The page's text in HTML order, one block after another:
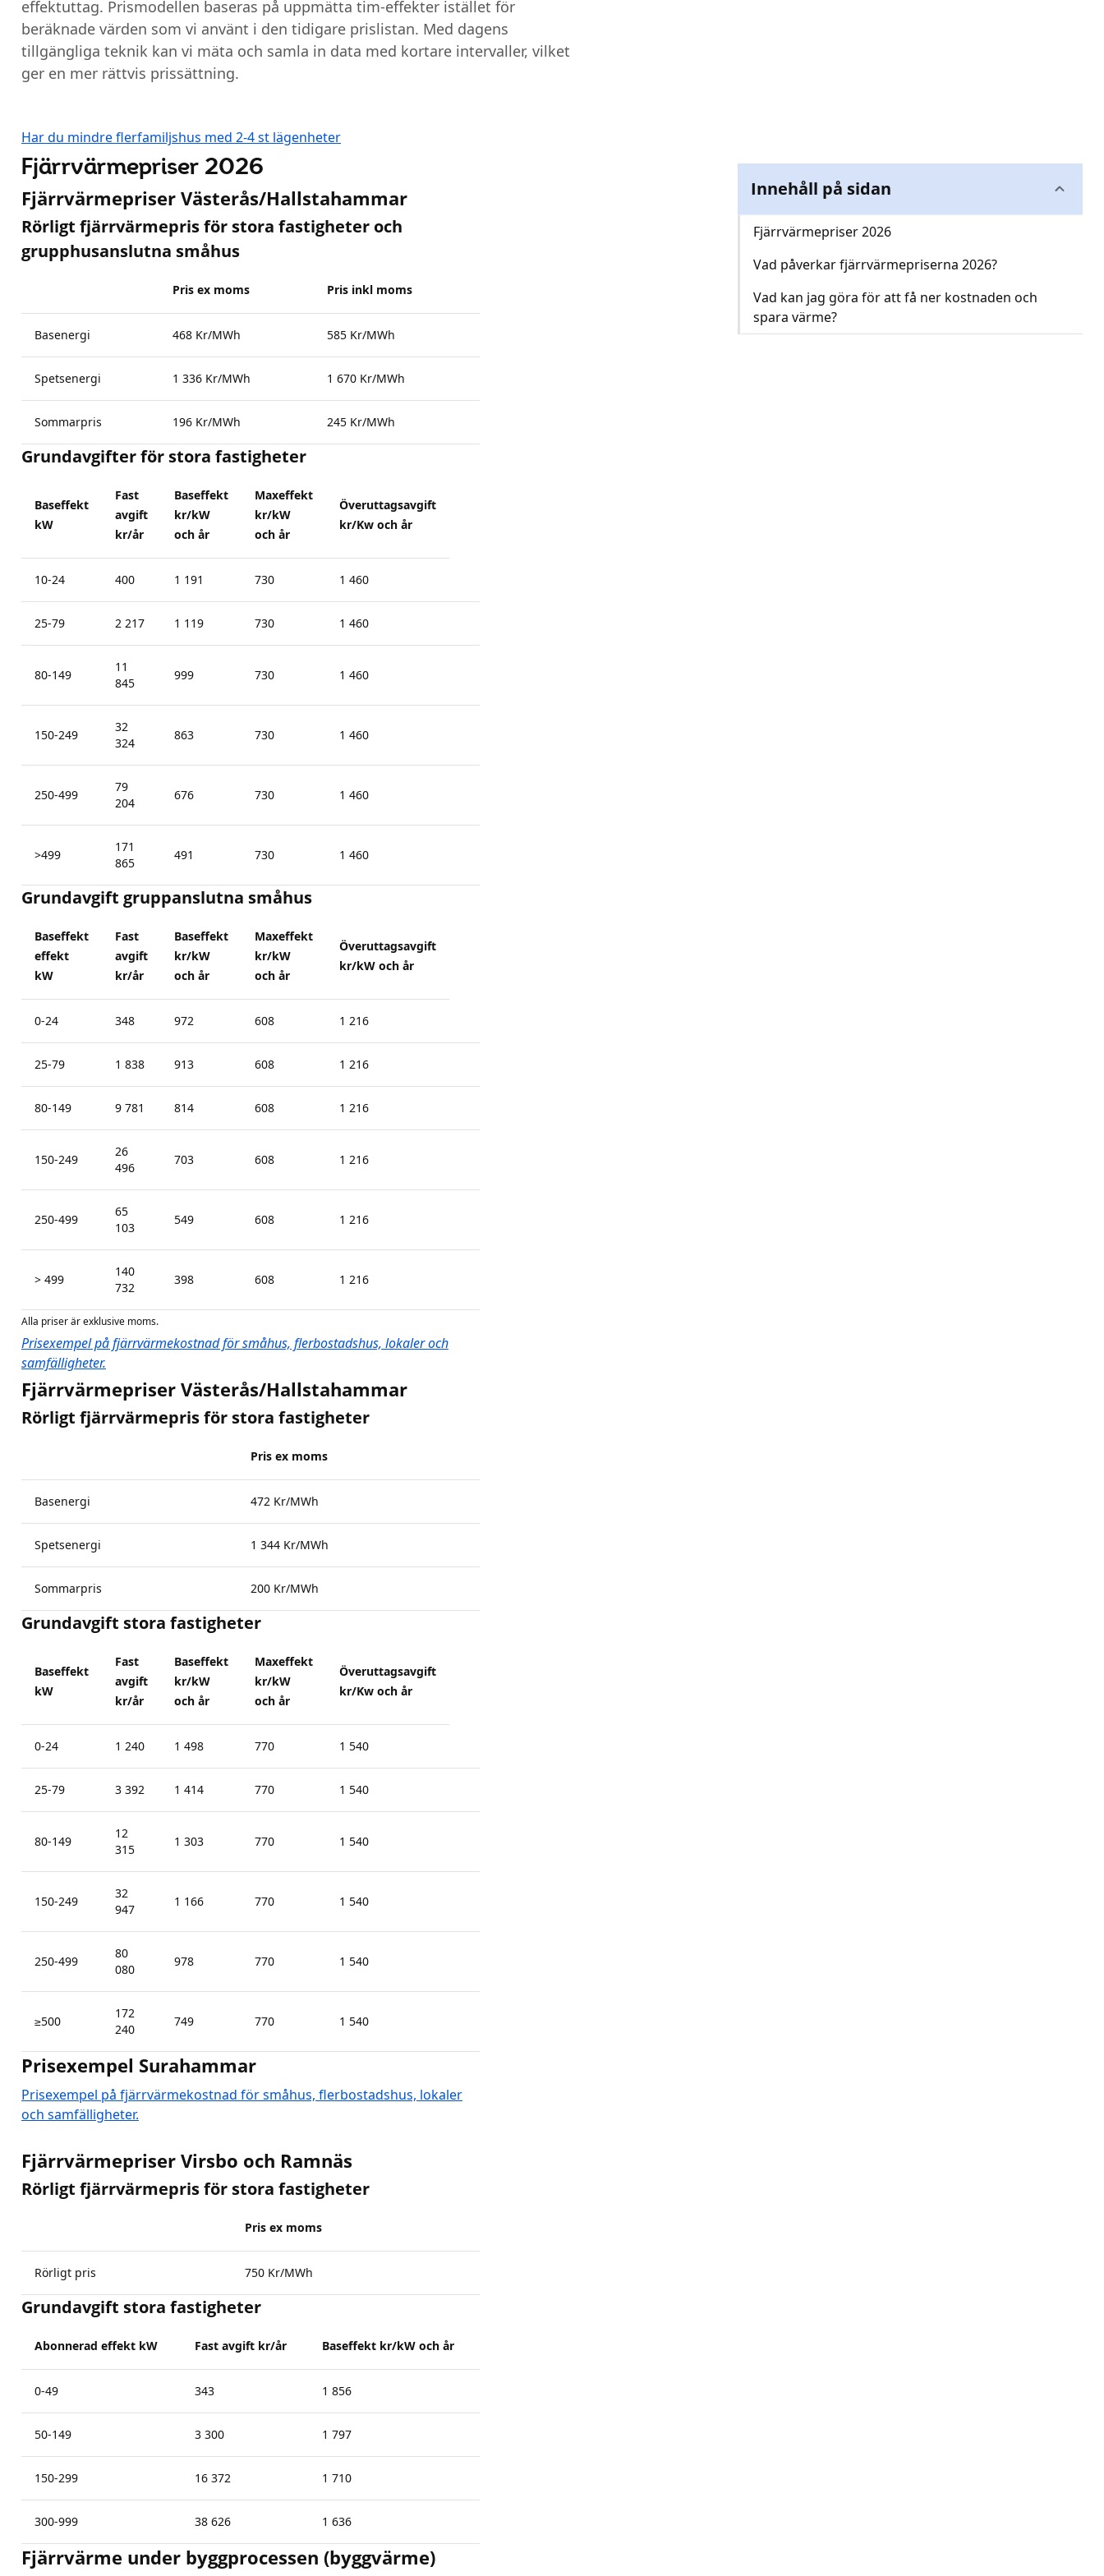
effektuttag. Prismodellen baseras på uppmätta tim-effekter istället för
beräknade värden som vi använt i den tidigare prislistan. Med dagens
tillgängliga teknik kan vi mäta och samla in data med kortare intervaller, vilket
ger en mer rättvis prissättning.
Innehåll på sidan
Fjärrvärmepriser 2026
Vad påverkar fjärrvärmepriserna 2026?
Vad kan jag göra för att få ner kostnaden och
spara värme?
Har du mindre flerfamiljshus med 2-4 st lägenheter
Fjärrvärmepriser 2026
Fjärrvärmepriser Västerås/Hallstahammar
Rörligt fjärrvärmepris för stora fastigheter och
grupphusanslutna småhus
Pris ex moms Pris inkl moms
Basenergi 468 Kr/MWh 585 Kr/MWh
Spetsenergi 1 336 Kr/MWh 1 670 Kr/MWh
Sommarpris 196 Kr/MWh 245 Kr/MWh
Grundavgifter för stora fastigheter
Baseffekt
kW
Fast
avgift
kr/år
Baseffekt
kr/kW
och år
Maxeffekt
kr/kW
och år
Överuttagsavgift
kr/Kw och år
10-24 400 1 191 730 1 460
25-79 2 217 1 119 730 1 460
80-149
11
845
999 730 1 460
150-249
32
324
863 730 1 460
250-499
79
204
676 730 1 460
>499
171
865
491 730 1 460
Grundavgift gruppanslutna småhus
Baseffekt
effekt
kW
Fast
avgift
kr/år
Baseffekt
kr/kW
och år
Maxeffekt
kr/kW
och år
Överuttagsavgift
kr/kW och år
0-24 348 972 608 1 216
25-79 1 838 913 608 1 216
80-149 9 781 814 608 1 216
150-249
26
496
703 608 1 216
250-499
65
103
549 608 1 216
> 499
140
732
398 608 1 216
Alla priser är exklusive moms.
Prisexempel på fjärrvärmekostnad för småhus, flerbostadshus, lokaler och
samfälligheter.
Fjärrvärmepriser Västerås/Hallstahammar
Rörligt fjärrvärmepris för stora fastigheter
Pris ex moms
Basenergi 472 Kr/MWh
Spetsenergi 1 344 Kr/MWh
Sommarpris 200 Kr/MWh
Grundavgift stora fastigheter
Baseffekt
kW
Fast
avgift
kr/år
Baseffekt
kr/kW
och år
Maxeffekt
kr/kW
och år
Överuttagsavgift
kr/Kw och år
0-24 1 240 1 498 770 1 540
25-79 3 392 1 414 770 1 540
80-149
12
315
1 303 770 1 540
150-249
32
947
1 166 770 1 540
250-499
80
080
978 770 1 540
≥500
172
240
749 770 1 540
Prisexempel Surahammar
Prisexempel på fjärrvärmekostnad för småhus, flerbostadshus, lokaler
och samfälligheter.
Fjärrvärmepriser Virsbo och Ramnäs
Rörligt fjärrvärmepris för stora fastigheter
Pris ex moms
Rörligt pris 750 Kr/MWh
Grundavgift stora fastigheter
Abonnerad effekt kW Fast avgift kr/år Baseffekt kr/kW och år
0-49 343 1 856
50-149 3 300 1 797
150-299 16 372 1 710
300-999 38 626 1 636
Fjärrvärme under byggprocessen (byggvärme)